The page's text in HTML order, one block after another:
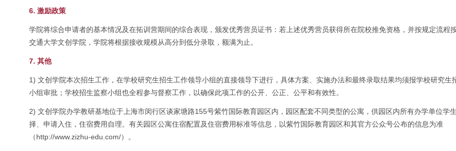
6. 激励政策
学院将综合申请者的基本情况及在拓训营期间的综合表现，颁发优秀营员证书：若上述优秀营员获得所在院校推免资格，并按规定流程
交通大学文创学院，学院将根据接收规模从高分到低分录取，额满为止。
7. 其他
1) 文创学院本次招生工作，在学校研究生招生工作领导小组的直接领导下进行，具体方案、实施办法和最终录取结果均须报学校研究生
小组审批；学校招生监察小组也全程参与督察工作，以确保此项工作的公开、公正、公平和有效性。
2) 文创学院办学教研基地位于上海市闵行区谈家塘路155号紫竹国际教育园区内，园区配套不同类型的公寓，供园区内所有办学单位学
择、申请入住，住宿费用自理。有关园区公寓住宿配置及住宿费用标准等信息，以紫竹国际教育园区和其官方公众号公布的信息为准
（http://www.zizhu-edu.com/）。